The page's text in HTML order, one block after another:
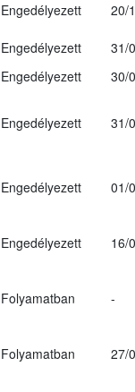
Engedélyezett
20/
Engedélyezett
31/
Engedélyezett
30/
Engedélyezett 31/
Engedélyezett 01/
Engedélyezett 16/
Folyamatban -
Folyamatban 27/